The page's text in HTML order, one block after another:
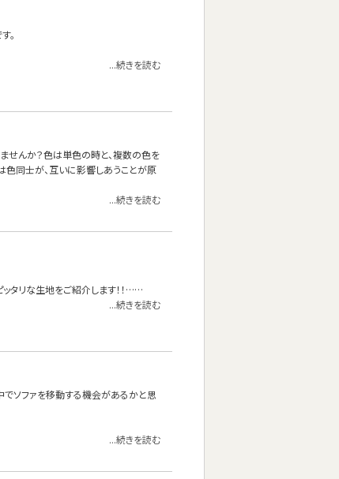
。
...続きを読む
せんか？色は単色の時と、複数の色を
色同士が、互いに影響しあうことが原
...続きを読む
ッタリな生地をご紹介します！！……
...続きを読む
でソファを移動する機会があるかと思
...続きを読む